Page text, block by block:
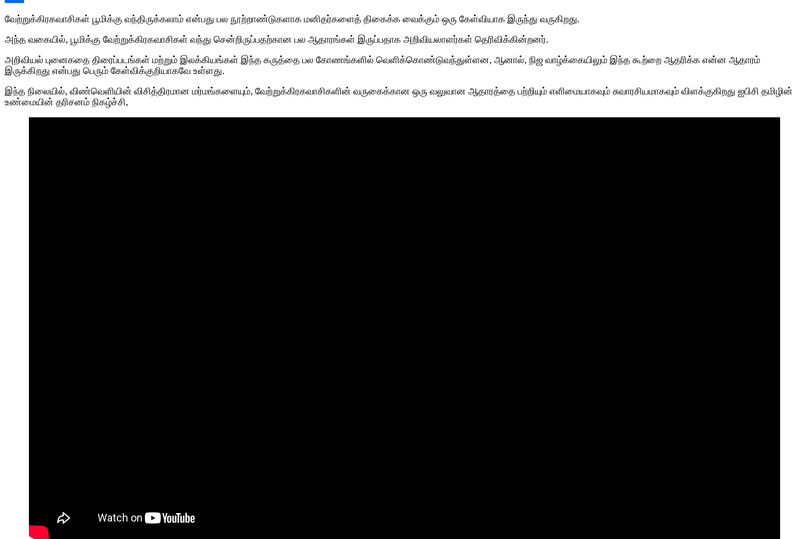
Share
வேற்றுக்கிரகவாசிகள் பூமிக்கு வந்திருக்கலாம் என்பது பல நூற்றாண்டுகளாக மனிதர்களைத் திகைக்க வைக்கும் ஒரு கேள்வியாக இருந்து வருகிறது.
அந்த வகையில், பூமிக்கு வேற்றுக்கிரகவாசிகள் வந்து சென்றிருப்பதற்கான பல ஆதாரங்கள் இருப்பதாக அறிவியலாளர்கள் தெரிவிக்கின்றனர்.
அறிவியல் புனைகதை திரைப்படங்கள் மற்றும் இலக்கியங்கள் இந்த கருத்தை பல கோணங்களில் வெளிக்கொண்டுவந்துள்ளன, ஆனால், நிஜ வாழ்க்கையிலும் இந்த கூற்றை ஆதரிக்க என்ன ஆதாரம்
இருக்கிறது என்பது பெரும் கேள்விக்குறியாகவே உள்ளது.
இந்த நிலையில், விண்வெளியின் விசித்திரமான மர்மங்களையும், வேற்றுக்கிரகவாசிகளின் வருகைக்கான ஒரு வலுவான ஆதாரத்தை பற்றியும் எளிமையாகவும் சுவாரசியமாகவும் விளக்குகிறது ஐபிசி தமிழின்
உண்மையின் தரிசனம் நிகழ்ச்சி,